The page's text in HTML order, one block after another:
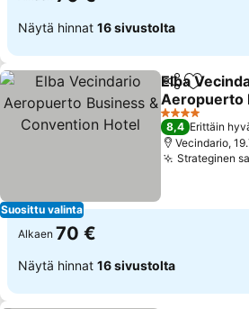
Näytä hinnat 16 sivustolta
Suosittu valinta
Jaa Lisää
Elba
Aeropuerto
Convention
Katso hinnat
4 Tähtiluokitus
8,4 Erittäin
Vecindario,
Strateginen
Alkaen 70 €
Näytä hinnat 16 sivustolta